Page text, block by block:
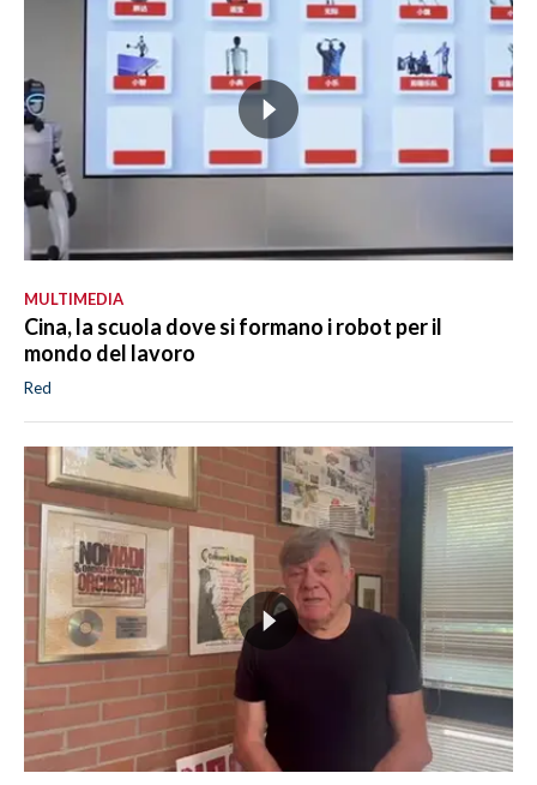
MULTIMEDIA
Cina, la scuola dove si formano i robot per il
mondo del lavoro
Red